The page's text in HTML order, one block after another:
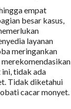
empat
besar kasus,
layanan
meringankan
merekomendasikan
tidak ada
Tidak diketahui
cacar monyet.